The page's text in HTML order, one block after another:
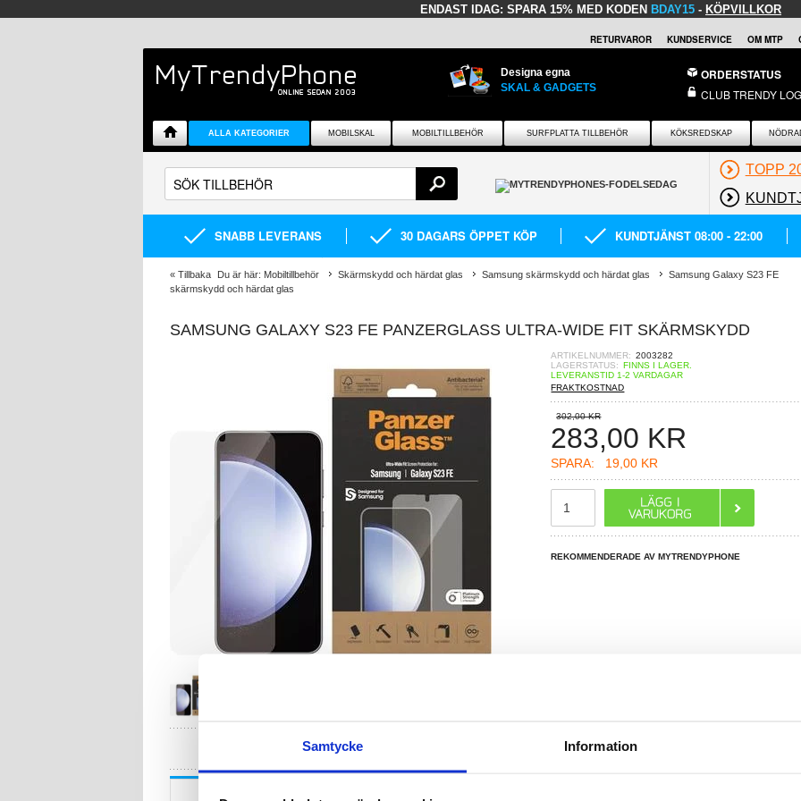
Samtycke Information
ENDAST IDAG: SPARA 15% MED KODEN BDAY15 - KÖPVILLKOR
RETURVAROR KUNDSERVICE OM MTP
Designa egna
SKAL & GADGETS
ORDERSTATUS
CLUB TRENDY
ALLA KATEGORIER MOBILSKAL MOBILTILLBEHÖR SURFPLATTA TILLBEHÖR KÖKSREDSKAP
TOPP
SNABB LEVERANS 30 DAGARS ÖPPET KÖP KUNDTJÄNST 08:00 - 22:00
« Tillbaka Du är här: Mobiltillbehör Skärmskydd och härdat glas Samsung skärmskydd och härdat glas
Samsung Galaxy S23 FE
skärmskydd och härdat glas
SAMSUNG GALAXY S23 FE PANZERGLASS ULTRA-WIDE FIT SKÄRMSKYDD
ARTIKELNUMMER: 2003282
LAGERSTATUS: FINNS I LAGER.
LEVERANSTID 1-2 VARDAGAR
FRAKTKOSTNAD
302,00 KR
283,00 KR
SPARA: 19,00 KR
REKOMMENDERADE AV MYTRENDYPHONE
LIVE CHAT